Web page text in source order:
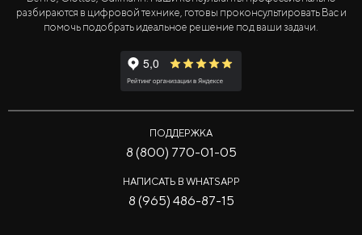
разбираются в цифровой технике, готовы проконсультировать Вас и
помочь подобрать идеальное решение под ваши задачи.
ПОДДЕРЖКА
8 (800) 770-01-05
НАПИСАТЬ В WHATSAPP
8 (965) 486-87-15